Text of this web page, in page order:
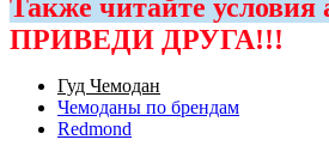
Также читайте условия
ПРИВЕДИ ДРУГА!!!
Гуд Чемодан
Чемоданы по брендам
Redmond